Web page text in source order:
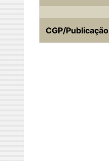
CGP/Publicação